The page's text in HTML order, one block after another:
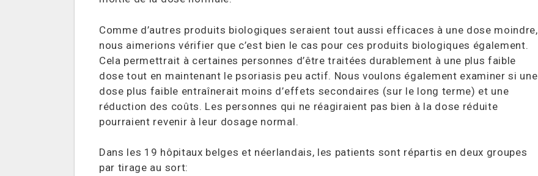
Comme d’autres produits biologiques seraient tout aussi efficaces à une dose moindre,
nous aimerions vérifier que c’est bien le cas pour ces produits biologiques également.
Cela permettrait à certaines personnes d’être traitées durablement à une plus faible
dose tout en maintenant le psoriasis peu actif. Nous voulons également examiner si une
dose plus faible entraînerait moins d’effets secondaires (sur le long terme) et une
réduction des coûts. Les personnes qui ne réagiraient pas bien à la dose réduite
pourraient revenir à leur dosage normal.
Dans les 19 hôpitaux belges et néerlandais, les patients sont répartis en deux groupes
par tirage au sort: